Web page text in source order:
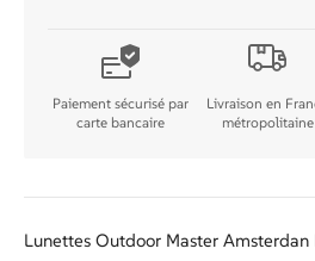
Paiement sécurisé par
carte bancaire
Livraison en
métropolitaine
Lunettes Outdoor Master